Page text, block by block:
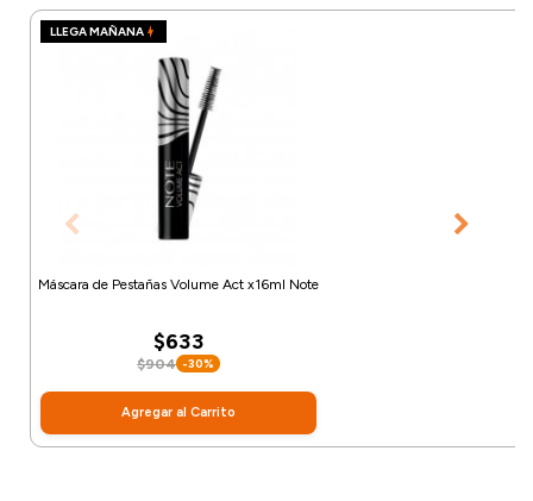
LLEGA MAÑANA
Máscara de Pestañas Volume Act x16ml Note
$633
$904 -30%
Agregar al Carrito